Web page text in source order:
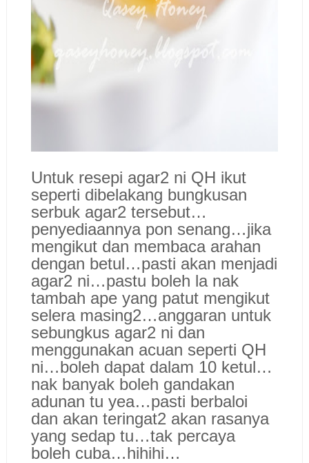
Untuk resepi agar2 ni QH ikut
seperti dibelakang bungkusan
serbuk agar2 tersebut…
penyediaannya pon senang…jika
mengikut dan membaca arahan
dengan betul…pasti akan menjadi
agar2 ni…pastu boleh la nak
tambah ape yang patut mengikut
selera masing2…anggaran untuk
sebungkus agar2 ni dan
menggunakan acuan seperti QH
ni…boleh dapat dalam 10 ketul…
nak banyak boleh gandakan
adunan tu yea…pasti berbaloi
dan akan teringat2 akan rasanya
yang sedap tu…tak percaya
boleh cuba…hihihi…